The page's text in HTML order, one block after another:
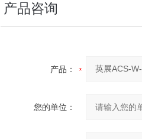
产品咨询
产品：
您的单位：